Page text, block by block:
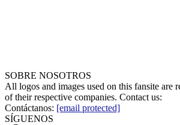
SOBRE NOSOTROS
All logos and images used on this fansite are
of their respective companies. Contact us:
Contáctanos: [email protected]
SÍGUENOS